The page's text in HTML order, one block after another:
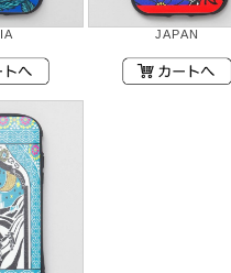
JAPAN